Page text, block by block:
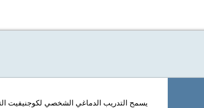
يسمح التدريب الدماغي الشخصي لكوجنيفيت